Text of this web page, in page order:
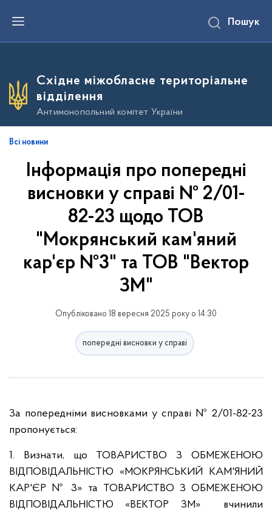
е
о
о
в
Пошук
Східне міжобласне територіальне
відділення
Антимонопольний комітет України
Всі новини
Інформація про попередні
висновки у справі № 2/01-
82-23 щодо ТОВ
"Мокрянський кам'яний
кар'єр №3" та ТОВ "Вектор
ЗМ"
Опубліковано 18 вересня 2025 року о 14:30
попередні висновки у справі
За попередніми висновками у справі № 2/01-82-23
пропонується:
1. Визнати, що ТОВАРИСТВО З ОБМЕЖЕНОЮ
ВІДПОВІДАЛЬНІСТЮ «МОКРЯНСЬКИЙ КАМ'ЯНИЙ
КАР'ЄР № 3» та ТОВАРИСТВО З ОБМЕЖЕНОЮ
ВІДПОВІДАЛЬНІСТЮ «ВЕКТОР ЗМ» вчинили